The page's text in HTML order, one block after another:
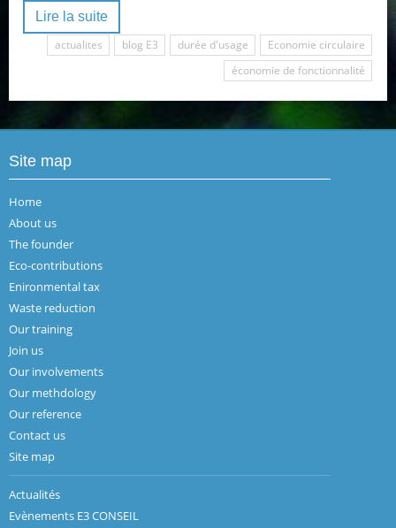
Lire la suite
actualites
blog E3 durée d'usage
Economie circulaire
économie de fonctionnalité
Site map
Home
About us
The founder
Eco-contributions
Enironmental tax
Waste reduction
Our training
Join us
Our involvements
Our methdology
Our reference
Contact us
Site map
Actualités
Evènements E3 CONSEIL